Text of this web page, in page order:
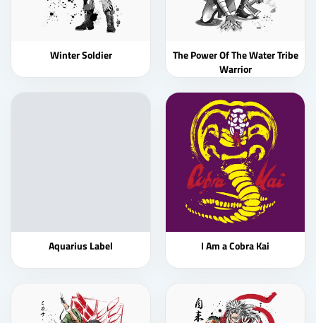
Winter Soldier
The Power Of The Water Tribe
Warrior
Aquarius Label I Am a Cobra Kai